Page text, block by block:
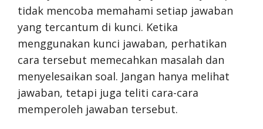
tidak mencoba memahami setiap jawaban
yang tercantum di kunci. Ketika
menggunakan kunci jawaban, perhatikan
cara tersebut memecahkan masalah dan
menyelesaikan soal. Jangan hanya melihat
jawaban, tetapi juga teliti cara-cara
memperoleh jawaban tersebut.